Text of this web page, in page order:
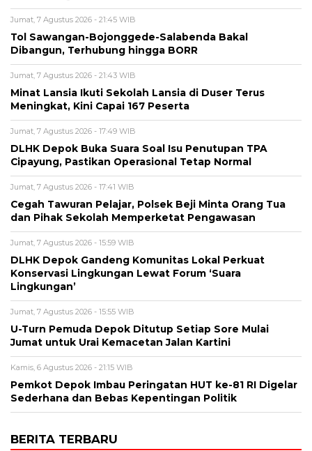
Jumat, 7 Agustus 2026 - 21:45 WIB
Tol Sawangan-Bojonggede-Salabenda Bakal
Dibangun, Terhubung hingga BORR
Jumat, 7 Agustus 2026 - 21:43 WIB
Minat Lansia Ikuti Sekolah Lansia di Duser Terus
Meningkat, Kini Capai 167 Peserta
Jumat, 7 Agustus 2026 - 17:49 WIB
DLHK Depok Buka Suara Soal Isu Penutupan TPA
Cipayung, Pastikan Operasional Tetap Normal
Jumat, 7 Agustus 2026 - 17:41 WIB
Cegah Tawuran Pelajar, Polsek Beji Minta Orang Tua
dan Pihak Sekolah Memperketat Pengawasan
Jumat, 7 Agustus 2026 - 15:59 WIB
DLHK Depok Gandeng Komunitas Lokal Perkuat
Konservasi Lingkungan Lewat Forum ‘Suara
Lingkungan’
Jumat, 7 Agustus 2026 - 15:55 WIB
U-Turn Pemuda Depok Ditutup Setiap Sore Mulai
Jumat untuk Urai Kemacetan Jalan Kartini
Kamis, 6 Agustus 2026 - 21:15 WIB
Pemkot Depok Imbau Peringatan HUT ke-81 RI Digelar
Sederhana dan Bebas Kepentingan Politik
BERITA TERBARU